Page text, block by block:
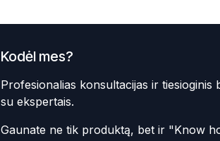
Kodėl mes?
Profesionalias konsultacijas ir tiesioginis
su ekspertais.
Gaunate ne tik produktą, bet ir "Know